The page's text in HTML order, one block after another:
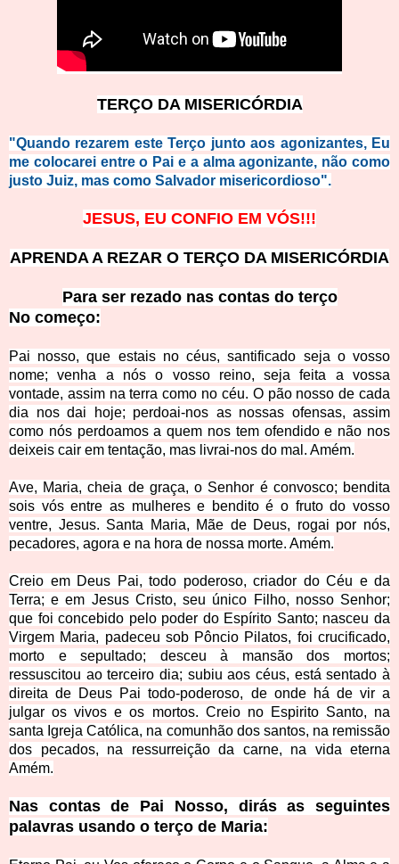
TERÇO DA MISERICÓRDIA
"Quando rezarem este Terço junto aos agonizantes, Eu
me colocarei entre o Pai e a alma agonizante, não como
justo Juiz, mas como Salvador misericordioso".
JESUS, EU CONFIO EM VÓS!!!
APRENDA A REZAR O TERÇO DA MISERICÓRDIA
Para ser rezado nas contas do terço
No começo:
Pai nosso, que estais no céus, santificado seja o vosso
nome; venha a nós o vosso reino, seja feita a vossa
vontade, assim na terra como no céu. O pão nosso de cada
dia nos dai hoje; perdoai-nos as nossas ofensas, assim
como nós perdoamos a quem nos tem ofendido e não nos
deixeis cair em tentação, mas livrai-nos do mal. Amém.
Ave, Maria, cheia de graça, o Senhor é convosco; bendita
sois vós entre as mulheres e bendito é o fruto do vosso
ventre, Jesus. Santa Maria, Mãe de Deus, rogai por nós,
pecadores, agora e na hora de nossa morte. Amém.
Creio em Deus Pai, todo poderoso, criador do Céu e da
Terra; e em Jesus Cristo, seu único Filho, nosso Senhor;
que foi concebido pelo poder do Espírito Santo; nasceu da
Virgem Maria, padeceu sob Pôncio Pilatos, foi crucificado,
morto e sepultado; desceu à mansão dos mortos;
ressuscitou ao terceiro dia; subiu aos céus, está sentado à
direita de Deus Pai todo-poderoso, de onde há de vir a
julgar os vivos e os mortos. Creio no Espirito Santo, na
santa Igreja Católica, na comunhão dos santos, na remissão
dos pecados, na ressurreição da carne, na vida eterna
Amém.
Nas contas de Pai Nosso, dirás as seguintes
palavras usando o terço de Maria: